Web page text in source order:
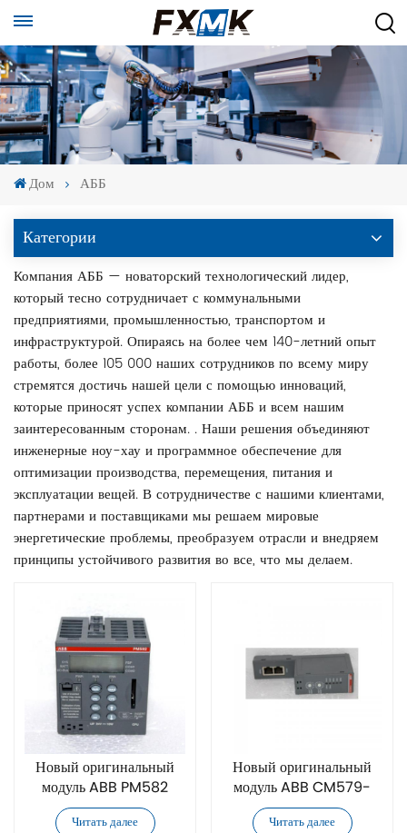
Дом АББ
Категории
Компания АББ — новаторский технологический лидер,
который тесно сотрудничает с коммунальными
предприятиями, промышленностью, транспортом и
инфраструктурой. Опираясь на более чем 140-летний опыт
работы, более 105 000 наших сотрудников по всему миру
стремятся достичь нашей цели с помощью инноваций,
которые приносят успех компании АББ и всем нашим
заинтересованным сторонам. . Наши решения объединяют
инженерные ноу-хау и программное обеспечение для
оптимизации производства, перемещения, питания и
эксплуатации вещей. В сотрудничестве с нашими клиентами,
партнерами и поставщиками мы решаем мировые
энергетические проблемы, преобразуем отрасли и внедряем
принципы устойчивого развития во все, что мы делаем.
Новый оригинальный
модуль ABB PM582
Читать далее
Новый оригинальный
модуль ABB CM579-
PNIO
Читать далее